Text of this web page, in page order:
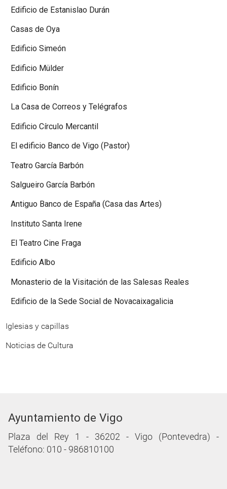
Edificio de Estanislao Durán
Casas de Oya
Edificio Simeón
Edificio Mülder
Edificio Bonín
La Casa de Correos y Telégrafos
Edificio Círculo Mercantil
El edificio Banco de Vigo (Pastor)
Teatro García Barbón
Salgueiro García Barbón
Antiguo Banco de España (Casa das Artes)
Instituto Santa Irene
El Teatro Cine Fraga
Edificio Albo
Monasterio de la Visitación de las Salesas Reales
Edificio de la Sede Social de Novacaixagalicia
Iglesias y capillas
Noticias de Cultura
Ayuntamiento de Vigo
Plaza del Rey 1 - 36202 - Vigo (Pontevedra) -
Teléfono: 010 - 986810100